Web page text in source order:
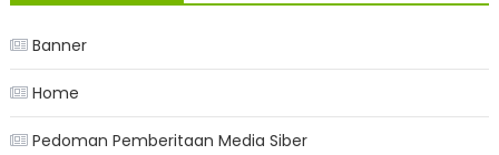
Banner
Home
Pedoman Pemberitaan Media Siber